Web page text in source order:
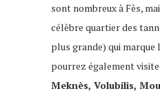
sont nombreux à Fès,
célèbre quartier des
plus grande) qui marque
pourrez également
Meknès, Volubilis,